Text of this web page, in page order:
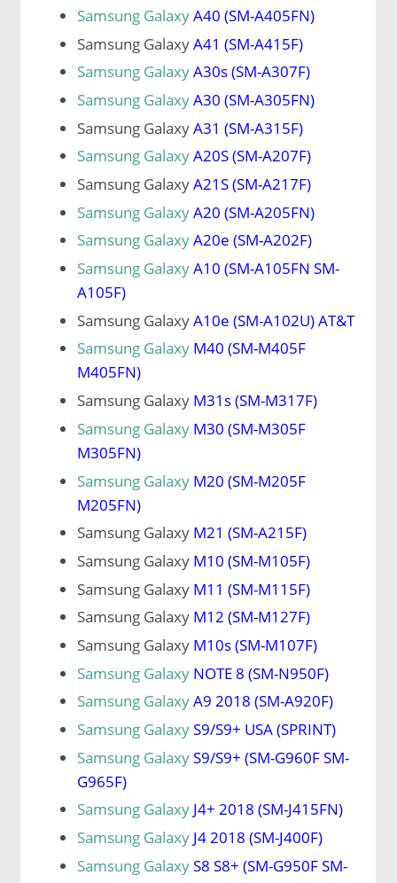
Samsung GalaxyA40 (SM-A405FN)
Samsung GalaxyA41 (SM-A415F)
Samsung GalaxyA30s (SM-A307F)
Samsung GalaxyA30 (SM-A305FN)
Samsung GalaxyA31 (SM-A315F)
Samsung GalaxyA20S (SM-A207F)
Samsung GalaxyA21S (SM-A217F)
Samsung GalaxyA20 (SM-A205FN)
Samsung GalaxyA20e (SM-A202F)
Samsung GalaxyA10 (SM-A105FN SM-
A105F)
Samsung GalaxyA10e (SM-A102U) AT&T
Samsung Galaxy M40 (SM-M405F
M405FN)
Samsung Galaxy M31s (SM-M317F)
Samsung Galaxy M30 (SM-M305F
M305FN)
Samsung Galaxy M20 (SM-M205F
M205FN)
Samsung Galaxy M21 (SM-A215F)
Samsung Galaxy M10 (SM-M105F)
Samsung Galaxy M11 (SM-M115F)
Samsung Galaxy M12 (SM-M127F)
Samsung Galaxy M10s (SM-M107F)
Samsung Galaxy NOTE 8 (SM-N950F)
Samsung GalaxyA9 2018 (SM-A920F)
Samsung GalaxyS9/S9+ USA (SPRINT)
Samsung GalaxyS9/S9+ (SM-G960F SM-
G965F)
Samsung Galaxy J4+ 2018 (SM-J415FN)
Samsung Galaxy J4 2018 (SM-J400F)
Samsung GalaxyS8 S8+ (SM-G950F SM-